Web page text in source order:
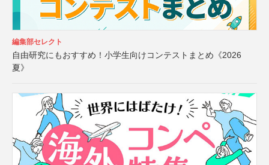
編集部セレクト
自由研究にもおすすめ！小学生向けコンテストまとめ《2026
夏》